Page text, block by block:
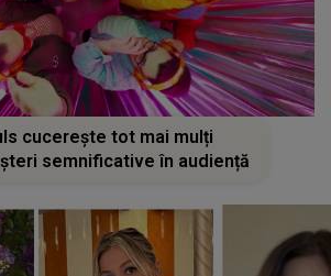
cucerește tot mai mulți
semnificative în audiență